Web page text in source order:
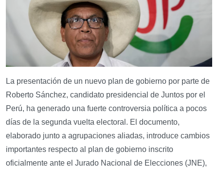
La presentación de un nuevo plan de gobierno por parte de
Roberto Sánchez, candidato presidencial de Juntos por el
Perú, ha generado una fuerte controversia política a pocos
días de la segunda vuelta electoral. El documento,
elaborado junto a agrupaciones aliadas, introduce cambios
importantes respecto al plan de gobierno inscrito
oficialmente ante el Jurado Nacional de Elecciones (JNE),